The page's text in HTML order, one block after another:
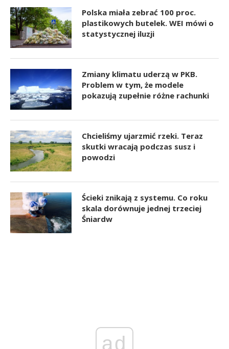
Polska miała zebrać 100 proc.
plastikowych butelek. WEI mówi o
statystycznej iluzji
Zmiany klimatu uderzą w PKB.
Problem w tym, że modele
pokazują zupełnie różne rachunki
Chcieliśmy ujarzmić rzeki. Teraz
skutki wracają podczas susz i
powodzi
Ścieki znikają z systemu. Co roku
skala dorównuje jednej trzeciej
Śniardw
ad